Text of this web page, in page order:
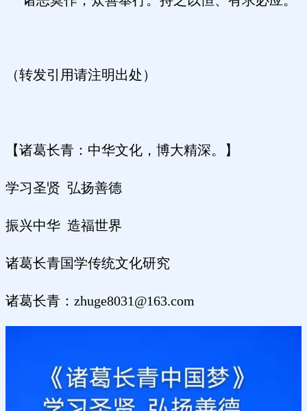
（转发引用请注明出处）
【诸葛长青：中华文化，博大精深。】
学习圣贤 弘扬善德
振兴中华 造福世界
诸葛长青国学传统文化研究
诸葛长青：zhuge8031@163.com